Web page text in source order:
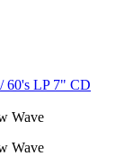
60's LP 7" CD
Wave
Wave